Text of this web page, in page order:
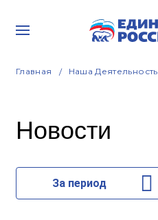
Главная Наша Деятельность
Новости
За период